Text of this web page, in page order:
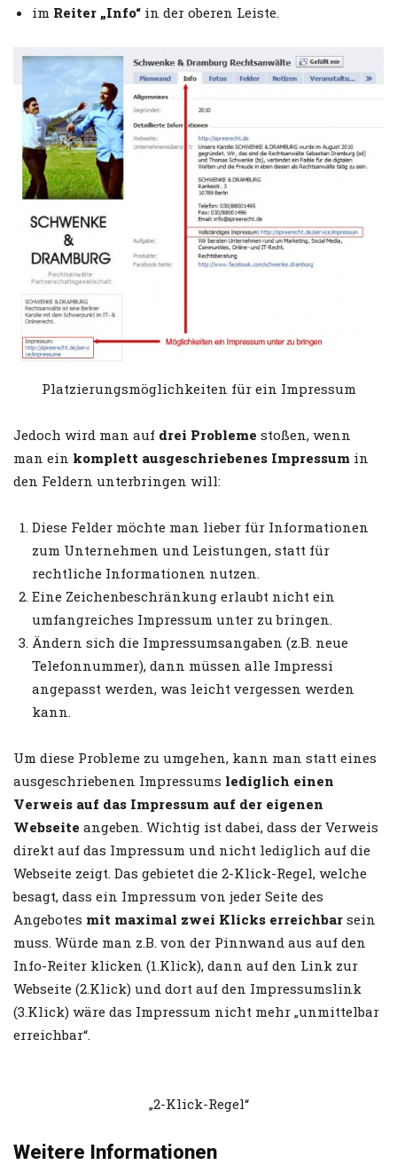
im Reiter „Info“ in der oberen Leiste.
Platzierungsmöglichkeiten für ein Impressum
Jedoch wird man auf drei Probleme stoßen, wenn
man ein komplett ausgeschriebenes Impressum in
den Feldern unterbringen will:
Diese Felder möchte man lieber für Informationen
zum Unternehmen und Leistungen, statt für
rechtliche Informationen nutzen.
Eine Zeichenbeschränkung erlaubt nicht ein
umfangreiches Impressum unter zu bringen.
Ändern sich die Impressumsangaben (z.B. neue
Telefonnummer), dann müssen alle Impressi
angepasst werden, was leicht vergessen werden
kann.
Um diese Probleme zu umgehen, kann man statt eines
ausgeschriebenen Impressums lediglich einen
Verweis auf das Impressum auf der eigenen
Webseite angeben. Wichtig ist dabei, dass der Verweis
direkt auf das Impressum und nicht lediglich auf die
Webseite zeigt. Das gebietet die 2-Klick-Regel, welche
besagt, dass ein Impressum von jeder Seite des
Angebotes mit maximal zwei Klicks erreichbar sein
muss. Würde man z.B. von der Pinnwand aus auf den
Info-Reiter klicken (1.Klick), dann auf den Link zur
Webseite (2.Klick) und dort auf den Impressumslink
(3.Klick) wäre das Impressum nicht mehr „unmittelbar
erreichbar“.
„2-Klick-Regel“
Weitere Informationen